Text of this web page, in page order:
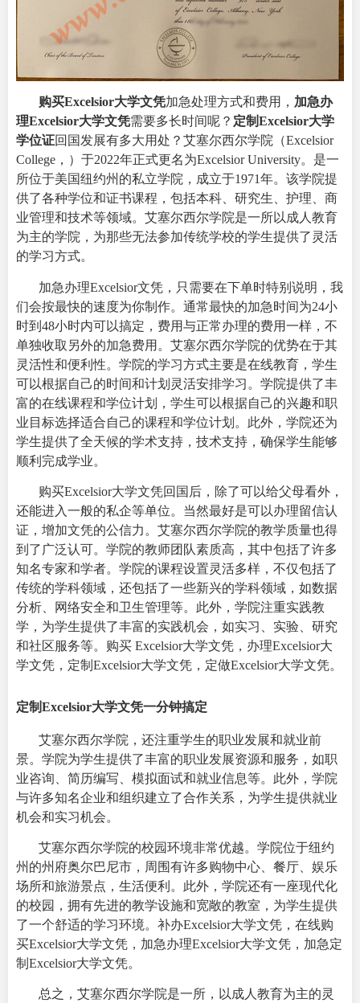
购买Excelsior大学文凭加急处理方式和费用， 加急办
理Excelsior大学文凭需要多长时间呢？ 定制Excelsior大学
学位证回国发展有多大用处？艾塞尔西尔学院（Excelsior
College ，）于2022年正式更名为Excelsior University。是一
所位于美国纽约州的私立学院，成立于1971年。该学院提
供了各种学位和证书课程，包括本科、研究生、护理、商
业管理和技术等领域。艾塞尔西尔学院是一所以成人教育
为主的学院，为那些无法参加传统学校的学生提供了灵活
的学习方式。
加急办理Excelsior文凭，只需要在下单时特别说明，我
们会按最快的速度为你制作。通常最快的加急时间为24小
时到48小时内可以搞定，费用与正常办理的费用一样，不
单独收取另外的加急费用。艾塞尔西尔学院的优势在于其
灵活性和便利性。学院的学习方式主要是在线教育，学生
可以根据自己的时间和计划灵活安排学习。学院提供了丰
富的在线课程和学位计划，学生可以根据自己的兴趣和职
业目标选择适合自己的课程和学位计划。此外，学院还为
学生提供了全天候的学术支持，技术支持，确保学生能够
顺利完成学业。
购买Excelsior大学文凭回国后，除了可以给父母看外，
还能进入一般的私企等单位。当然最好是可以办理留信认
证，增加文凭的公信力。艾塞尔西尔学院的教学质量也得
到了广泛认可。学院的教师团队素质高，其中包括了许多
知名专家和学者。学院的课程设置灵活多样，不仅包括了
传统的学科领域，还包括了一些新兴的学科领域，如数据
分析、网络安全和卫生管理等。此外，学院注重实践教
学，为学生提供了丰富的实践机会，如实习、实验、研究
和社区服务等。购买 Excelsior大学文凭，办理Excelsior大
学文凭，定制Excelsior大学文凭，定做Excelsior大学文凭。
定制Excelsior大学文凭一分钟搞定
艾塞尔西尔学院，还注重学生的职业发展和就业前
景。学院为学生提供了丰富的职业发展资源和服务，如职
业咨询、简历编写、模拟面试和就业信息等。此外，学院
与许多知名企业和组织建立了合作关系，为学生提供就业
机会和实习机会。
艾塞尔西尔学院的校园环境非常优越。学院位于纽约
州的州府奥尔巴尼市，周围有许多购物中心、餐厅、娱乐
场所和旅游景点，生活便利。此外，学院还有一座现代化
的校园，拥有先进的教学设施和宽敞的教室，为学生提供
了一个舒适的学习环境。补办Excelsior大学文凭，在线购
买Excelsior大学文凭，加急办理Excelsior大学文凭，加急定
制Excelsior大学文凭。
总之，艾塞尔西尔学院是一所，以成人教育为主的灵